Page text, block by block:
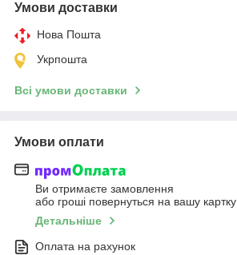
Умови доставки
Нова Пошта
Укрпошта
Всі умови доставки
Умови оплати
Ви отримаєте замовлення
або гроші повернуться на вашу картку
Детальніше
Оплата на рахунок